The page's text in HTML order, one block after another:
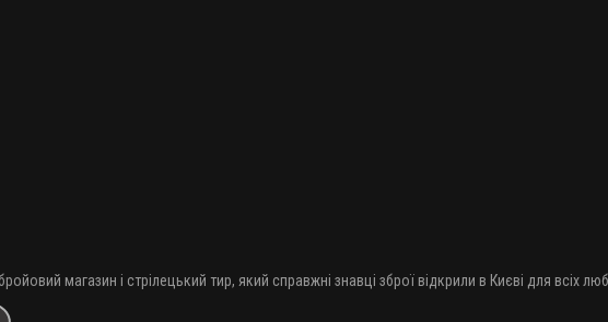
магазин і стрілецький тир, який справжні знавці зброї відкрили в Києві для всіх